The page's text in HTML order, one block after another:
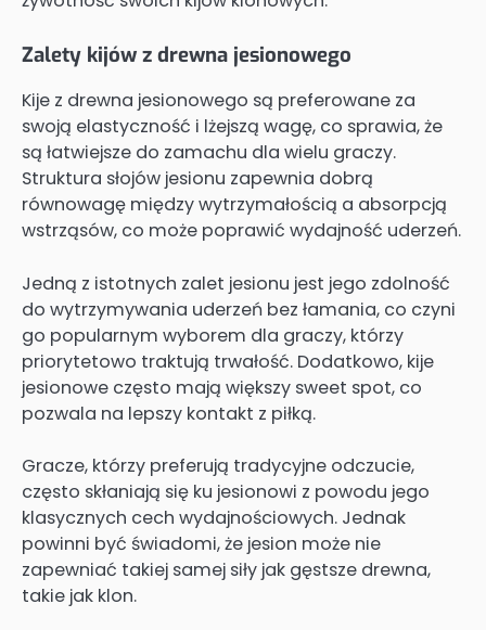
Zalety kijów z drewna jesionowego
Kije z drewna jesionowego są preferowane za
swoją elastyczność i lżejszą wagę, co sprawia, że
są łatwiejsze do zamachu dla wielu graczy.
Struktura słojów jesionu zapewnia dobrą
równowagę między wytrzymałością a absorpcją
wstrząsów, co może poprawić wydajność uderzeń.
Jedną z istotnych zalet jesionu jest jego zdolność
do wytrzymywania uderzeń bez łamania, co czyni
go popularnym wyborem dla graczy, którzy
priorytetowo traktują trwałość. Dodatkowo, kije
jesionowe często mają większy sweet spot, co
pozwala na lepszy kontakt z piłką.
Gracze, którzy preferują tradycyjne odczucie,
często skłaniają się ku jesionowi z powodu jego
klasycznych cech wydajnościowych. Jednak
powinni być świadomi, że jesion może nie
zapewniać takiej samej siły jak gęstsze drewna,
takie jak klon.